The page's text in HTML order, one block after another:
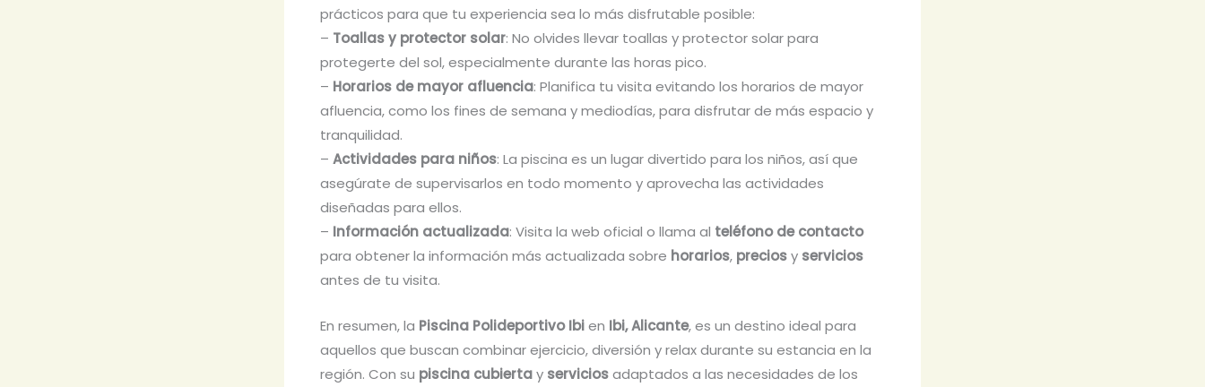
prácticos para que tu experiencia sea lo más disfrutable posible:
– Toallas y protector solar: No olvides llevar toallas y protector solar para
protegerte del sol, especialmente durante las horas pico.
– Horarios de mayor afluencia: Planifica tu visita evitando los horarios de mayor
afluencia, como los fines de semana y mediodías, para disfrutar de más espacio y
tranquilidad.
– Actividades para niños: La piscina es un lugar divertido para los niños, así que
asegúrate de supervisarlos en todo momento y aprovecha las actividades
diseñadas para ellos.
– Información actualizada: Visita la web oficial o llama al teléfono de contacto
para obtener la información más actualizada sobre horarios, preciosy servicios
antes de tu visita.
En resumen, la Piscina Polideportivo Ibien Ibi, Alicante, es un destino ideal para
aquellos que buscan combinar ejercicio, diversión y relax durante su estancia en la
región. Con su piscina cubiertay serviciosadaptados a las necesidades de los